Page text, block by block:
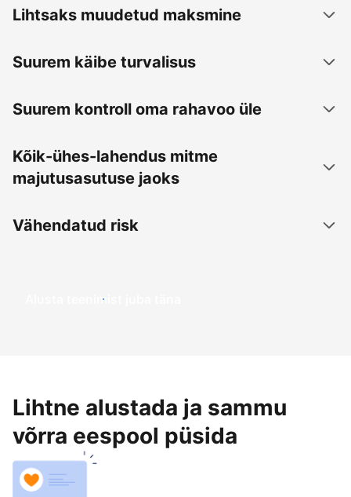
Lihtsaks muudetud maksmine
Suurem käibe turvalisus
Suurem kontroll oma rahavoo üle
Kõik-ühes-lahendus mitme
majutusasutuse jaoks
Vähendatud risk
Alusta teenimist juba täna
Lihtne alustada ja sammu
võrra eespool püsida